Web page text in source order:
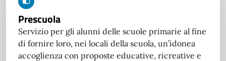
Prescuola
Servizio per gli alunni delle scuole primarie al fine
di fornire loro, nei locali della scuola, un’idonea
accoglienza con proposte educative, ricreative e